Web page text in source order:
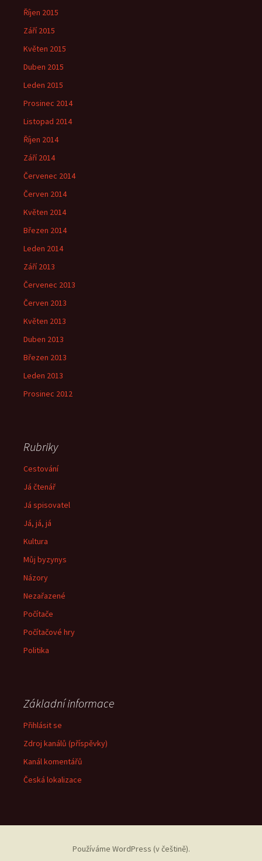
Říjen 2015
Září 2015
Květen 2015
Duben 2015
Leden 2015
Prosinec 2014
Listopad 2014
Říjen 2014
Září 2014
Červenec 2014
Červen 2014
Květen 2014
Březen 2014
Leden 2014
Září 2013
Červenec 2013
Červen 2013
Květen 2013
Duben 2013
Březen 2013
Leden 2013
Prosinec 2012
Rubriky
Cestování
Já čtenář
Já spisovatel
Já, já, já
Kultura
Můj byzynys
Názory
Nezařazené
Počítače
Počítačové hry
Politika
Základní informace
Přihlásit se
Zdroj kanálů (příspěvky)
Kanál komentářů
Česká lokalizace
Používáme WordPress (v češtině).